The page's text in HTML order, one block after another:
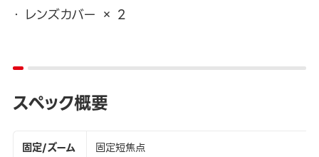
レンズカバー × 2
スペック概要
固定/ズーム
固定短焦点